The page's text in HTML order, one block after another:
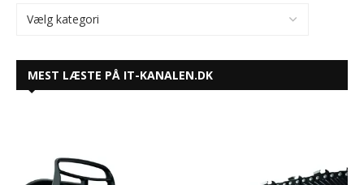
MEST LÆSTE PÅ IT-KANALEN.DK